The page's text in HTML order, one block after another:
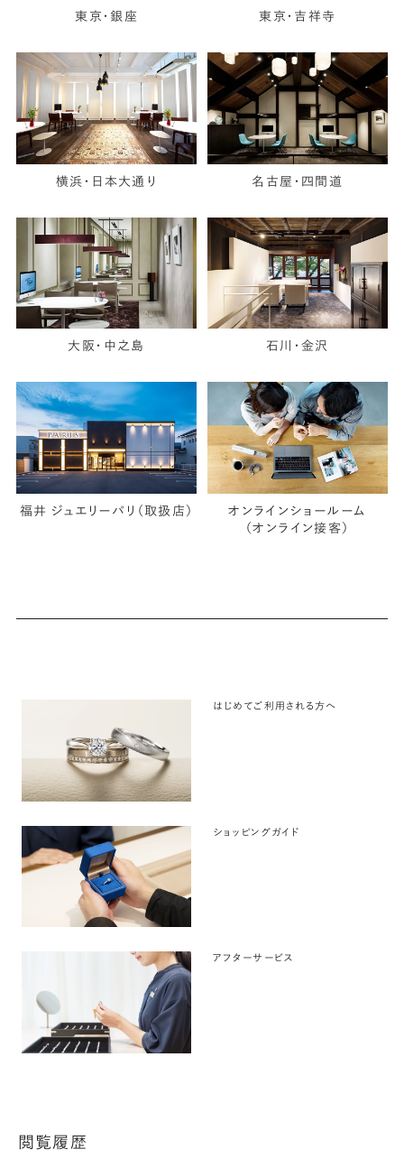
東京・銀座 東京・吉祥寺
横浜・日本大通り 名古屋・四間道
大阪・中之島 石川・金沢
福井 ジュエリーパリ（取扱店）
オンラインショールーム
（オンライン接客）
はじめてご利用される方へ
ショッピングガイド
アフターサービス
閲覧履歴